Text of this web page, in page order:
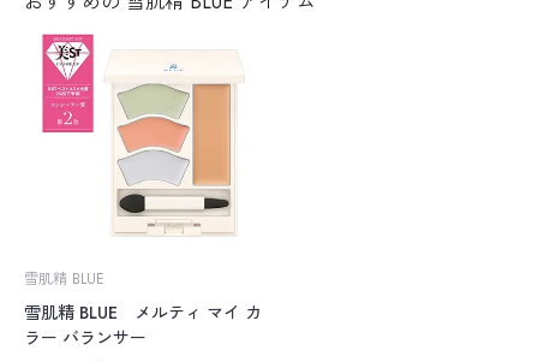
雪肌精 BLUE
雪肌精 BLUE メルティ マイ カ
ラー バランサー